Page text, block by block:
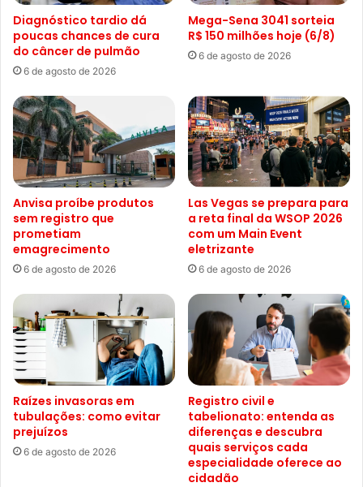
Diagnóstico tardio dá
poucas chances de cura
do câncer de pulmão
6 de agosto de 2026
Mega-Sena 3041 sorteia
R$ 150 milhões hoje (6/8)
6 de agosto de 2026
Anvisa proíbe produtos
sem registro que
prometiam
emagrecimento
6 de agosto de 2026
Las Vegas se prepara para
a reta final da WSOP 2026
com um Main Event
eletrizante
6 de agosto de 2026
Raízes invasoras em
tubulações: como evitar
prejuízos
6 de agosto de 2026
Registro civil e
tabelionato: entenda as
diferenças e descubra
quais serviços cada
especialidade oferece ao
cidadão